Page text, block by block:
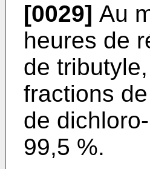
[0029] Au
heures de
de
fractions
de
99,5 %.